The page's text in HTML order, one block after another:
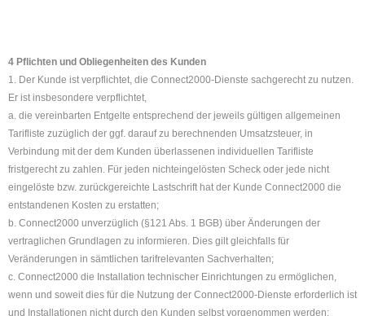
4 Pflichten und Obliegenheiten des Kunden
1. Der Kunde ist verpflichtet, die Connect2000-Dienste sachgerecht zu nutzen.
Er ist insbesondere verpflichtet,
a. die vereinbarten Entgelte entsprechend der jeweils gültigen allgemeinen
Tarifliste zuzüglich der ggf. darauf zu berechnenden Umsatzsteuer, in
Verbindung mit der dem Kunden überlassenen individuellen Tarifliste
fristgerecht zu zahlen. Für jeden nichteingelösten Scheck oder jede nicht
eingelöste bzw. zurückgereichte Lastschrift hat der Kunde Connect2000 die
entstandenen Kosten zu erstatten;
b. Connect2000 unverzüglich (§121 Abs. 1 BGB) über Änderungen der
vertraglichen Grundlagen zu informieren. Dies gilt gleichfalls für
Veränderungen in sämtlichen tarifrelevanten Sachverhalten;
c. Connect2000 die Installation technischer Einrichtungen zu ermöglichen,
wenn und soweit dies für die Nutzung der Connect2000-Dienste erforderlich ist
und Installationen nicht durch den Kunden selbst vorgenommen werden;